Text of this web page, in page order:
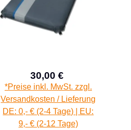
Verkaufspreis:
30,00 €
Regulärer Preis:
*Preise inkl. MwSt. zzgl.
Versandkosten / Lieferung
DE: 0,- € (2-4 Tage) | EU:
9,- € (2-12 Tage)